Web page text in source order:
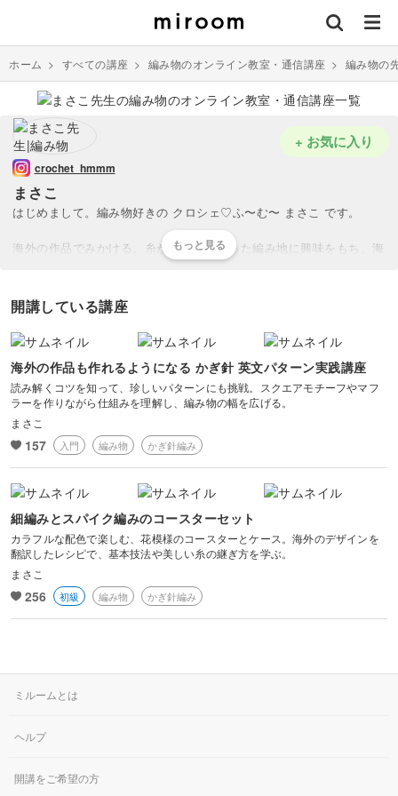
ホーム > すべての講座 > 編み物のオンライン教室・通信講座 > 編み物の
まさこ
crochet_hmmm
はじめまして。編み物好きの クロシェ♡ふ〜む〜 まさこ です。
海外の作品でみかける、糸が上下に重なった編み地に興味をもち、海
外のレシピで編んでいました。とても楽しくて、
「ひとりで編むより日本のみなさんと一緒に編みたい！」
と思い、編み図を日本語に翻訳するようになりました。
話す言葉や文化はちがっても、世界中に編み物が好きな人がいます。
同じ編み方もあれば、ちょっとちがうものもあります。
講座では、作品を編みながら、新しい技術もお伝えしたいと思いま
す。
+ お気に入り
開講している講座
海外の作品も作れるようになる かぎ針 英文パターン実践講座
読み解くコツを知って、珍しいパターンにも挑戦。スクエアモチーフやマフ
ラーを作りながら仕組みを理解し、編み物の幅を広げる。
まさこ
157 入門 編み物 かぎ針編み
細編みとスパイク編みのコースターセット
カラフルな配色で楽しむ、花模様のコースターとケース。海外のデザインを
翻訳したレシピで、基本技法や美しい糸の継ぎ方を学ぶ。
まさこ
256 初級 編み物 かぎ針編み
ミルームとは
ヘルプ
開講をご希望の方